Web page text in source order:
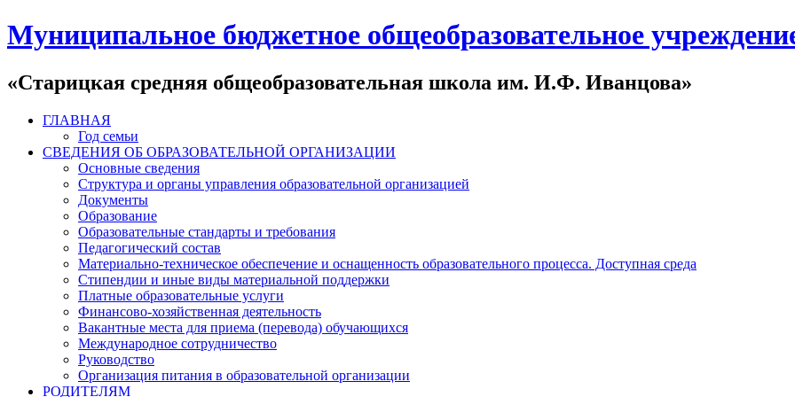
Муниципальное бюджетное общеобразовательное
«Старицкая средняя общеобразовательная школа им. И.Ф. Иванцова»
ГЛАВНАЯ
Год семьи
СВЕДЕНИЯ ОБ ОБРАЗОВАТЕЛЬНОЙ ОРГАНИЗАЦИИ
Основные сведения
Структура и органы управления образовательной организацией
Документы
Образование
Образовательные стандарты и требования
Педагогический состав
Материально-техническое обеспечение и оснащенность образовательного процесса. Доступная среда
Стипендии и иные виды материальной поддержки
Платные образовательные услуги
Финансово-хозяйственная деятельность
Вакантные места для приема (перевода) обучающихся
Международное сотрудничество
Руководство
Организация питания в образовательной организации
РОДИТЕЛЯМ